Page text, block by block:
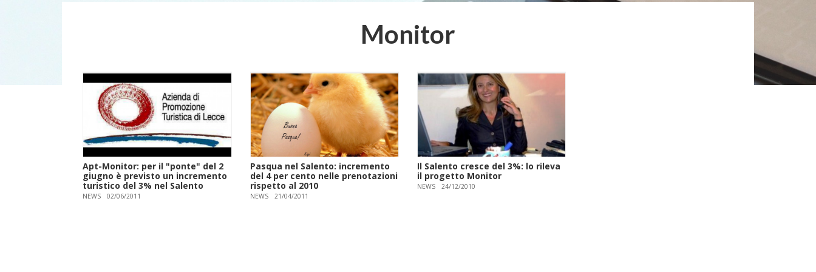
Monitor
Apt-Monitor: per il "ponte" del 2
giugno è previsto un incremento
turistico del 3% nel Salento
NEWS 02/06/2011
Pasqua nel Salento: incremento
del 4 per cento nelle prenotazioni
rispetto al 2010
NEWS 21/04/2011
Il Salento cresce del 3%: lo rileva
il progetto Monitor
NEWS 24/12/2010